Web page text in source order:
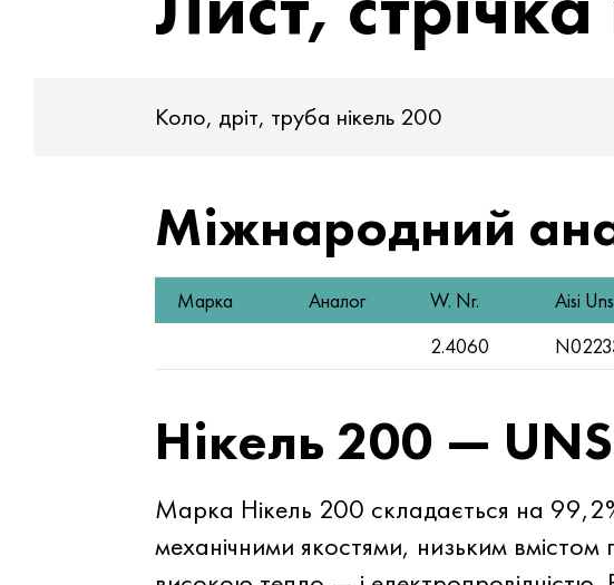
Коло, дріт, труба нікель 200
Міжнародний
Марка Аналог W. Nr. Aisi Uns
2.4060
Нікель 200 —
Марка Нікель 200 складається на
механічними якостями, низьким